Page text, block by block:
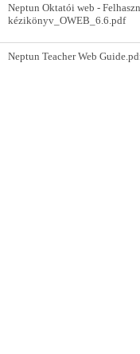
Neptun Oktatói web -
kézikönyv_OWEB_6.6.pdf
Neptun Teacher Web